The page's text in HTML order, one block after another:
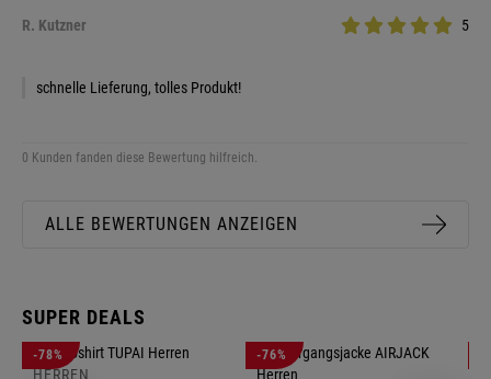
R. Kutzner 5
schnelle Lieferung, tolles Produkt!
0 Kunden fanden diese Bewertung hilfreich.
ALLE BEWERTUNGEN ANZEIGEN
SUPER DEALS
-78%
HERREN
-76%